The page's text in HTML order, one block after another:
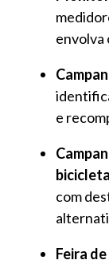
envolva
e
bicicleta
com
Feira